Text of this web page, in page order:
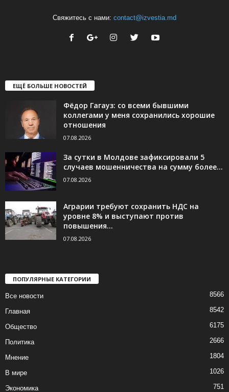
Свяжитесь с нами: contact@izvestia.md
ЕЩЁ БОЛЬШЕ НОВОСТЕЙ
Фёдор Гагауз: со всеми бывшими
коллегами у меня сохранились хорошие
отношения
07.08.2026
За сутки в Молдове зафиксировали 5
случаев мошенничества на сумму более...
07.08.2026
Аграрии требуют сохранить НДС на
уровне 8% и выступают против
повышения...
07.08.2026
ПОПУЛЯРНЫЕ КАТЕГОРИИ
Все новости 8566
Главная 8542
Общество 6175
Политика 2666
Мнение 1804
В мире 1026
Экономика 751